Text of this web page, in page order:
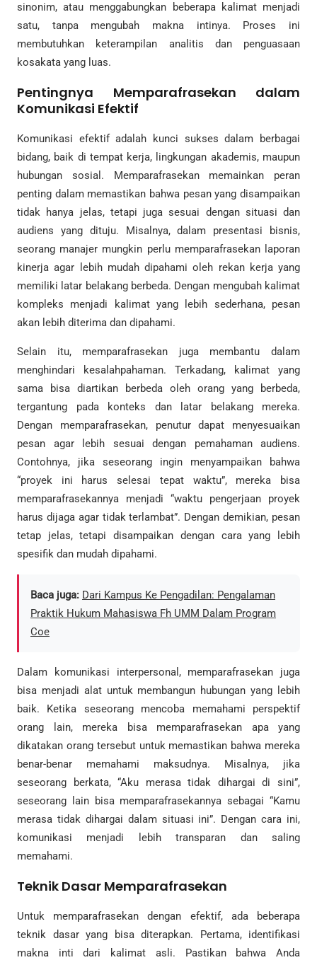
sinonim, atau menggabungkan beberapa kalimat menjadi
satu, tanpa mengubah makna intinya. Proses ini
membutuhkan keterampilan analitis dan penguasaan
kosakata yang luas.
Pentingnya Memparafrasekan dalam
Komunikasi Efektif
Komunikasi efektif adalah kunci sukses dalam berbagai
bidang, baik di tempat kerja, lingkungan akademis, maupun
hubungan sosial. Memparafrasekan memainkan peran
penting dalam memastikan bahwa pesan yang disampaikan
tidak hanya jelas, tetapi juga sesuai dengan situasi dan
audiens yang dituju. Misalnya, dalam presentasi bisnis,
seorang manajer mungkin perlu memparafrasekan laporan
kinerja agar lebih mudah dipahami oleh rekan kerja yang
memiliki latar belakang berbeda. Dengan mengubah kalimat
kompleks menjadi kalimat yang lebih sederhana, pesan
akan lebih diterima dan dipahami.
Selain itu, memparafrasekan juga membantu dalam
menghindari kesalahpahaman. Terkadang, kalimat yang
sama bisa diartikan berbeda oleh orang yang berbeda,
tergantung pada konteks dan latar belakang mereka.
Dengan memparafrasekan, penutur dapat menyesuaikan
pesan agar lebih sesuai dengan pemahaman audiens.
Contohnya, jika seseorang ingin menyampaikan bahwa
“proyek ini harus selesai tepat waktu”, mereka bisa
memparafrasekannya menjadi “waktu pengerjaan proyek
harus dijaga agar tidak terlambat”. Dengan demikian, pesan
tetap jelas, tetapi disampaikan dengan cara yang lebih
spesifik dan mudah dipahami.
Baca juga: Dari Kampus Ke Pengadilan: Pengalaman
Praktik Hukum Mahasiswa Fh UMM Dalam Program
Coe
Dalam komunikasi interpersonal, memparafrasekan juga
bisa menjadi alat untuk membangun hubungan yang lebih
baik. Ketika seseorang mencoba memahami perspektif
orang lain, mereka bisa memparafrasekan apa yang
dikatakan orang tersebut untuk memastikan bahwa mereka
benar-benar memahami maksudnya. Misalnya, jika
seseorang berkata, “Aku merasa tidak dihargai di sini”,
seseorang lain bisa memparafrasekannya sebagai “Kamu
merasa tidak dihargai dalam situasi ini”. Dengan cara ini,
komunikasi menjadi lebih transparan dan saling
memahami.
Teknik Dasar Memparafrasekan
Untuk memparafrasekan dengan efektif, ada beberapa
teknik dasar yang bisa diterapkan. Pertama, identifikasi
makna inti dari kalimat asli. Pastikan bahwa Anda